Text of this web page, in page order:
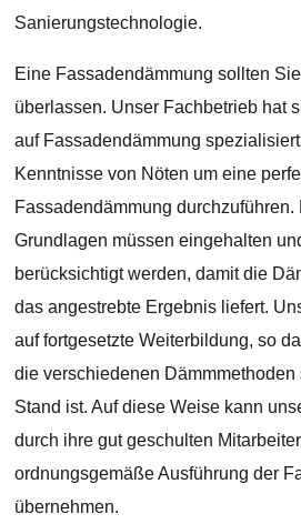
Sanierungstechnologie.
Eine Fassadendämmung sollten
überlassen. Unser Fachbetrieb hat
auf Fassadendämmung
Kenntnisse von Nöten um eine
Fassadendämmung
Grundlagen müssen eingehalten
berücksichtigt werden, damit die
das angestrebte Ergebnis liefert.
auf fortgesetzte Weiterbildung, so
die verschiedenen Dämmmethoden
Stand ist. Auf diese Weise kann
durch ihre gut geschulten
ordnungsgemäße Ausführung der
übernehmen.